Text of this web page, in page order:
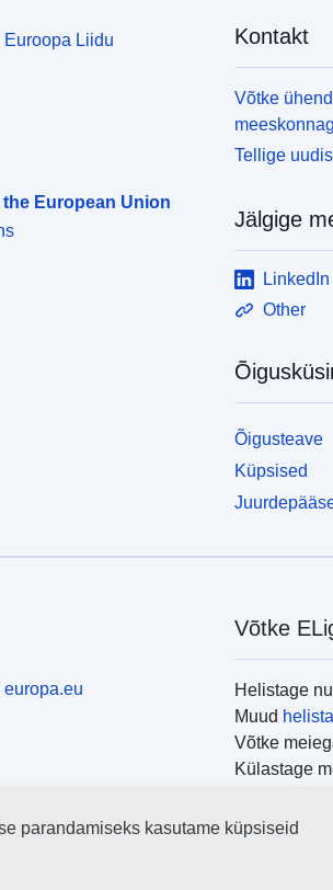
Euroopa Liidu
European Union
Kontakt
Võtke
Tellige
Jälgige
LinkedIn
Other
Õigusteave
Küpsised
europa.eu
Võtke
Helistage
Muud
Võtke
Külastage
parandamiseks kasutame küpsiseid